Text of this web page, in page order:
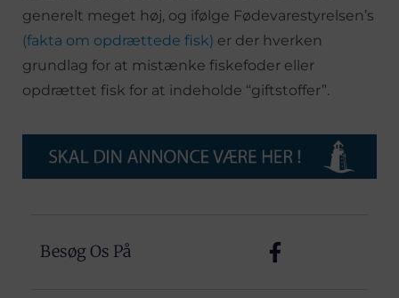
generelt meget høj, og ifølge Fødevarestyrelsen’s
(fakta om opdrættede fisk) er der hverken
grundlag for at mistænke fiskefoder eller
opdrættet fisk for at indeholde “giftstoffer”.
Besøg Os På